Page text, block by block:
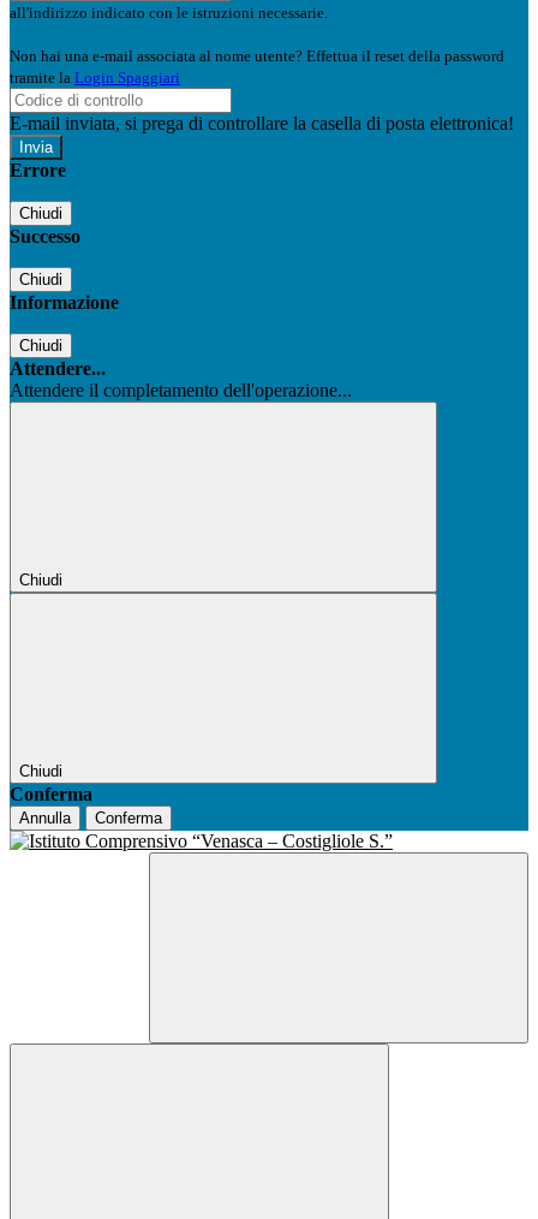
all'indirizzo indicato con le istruzioni necessarie.
Non hai una e-mail associata al nome utente? Effettua il reset della password
tramite la Login Spaggiari
E-mail inviata, si prega di controllare la casella di posta elettronica!
Errore
Chiudi
Successo
Chiudi
Informazione
Chiudi
Attendere...
Attendere il completamento dell'operazione...
Chiudi
Chiudi
Conferma
Annulla Conferma